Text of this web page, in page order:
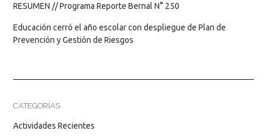
RESUMEN // Programa Reporte Bernal N° 250
Educación cerró el año escolar con despliegue de Plan de
Prevención y Gestión de Riesgos
CATEGORÍAS
Actividades Recientes